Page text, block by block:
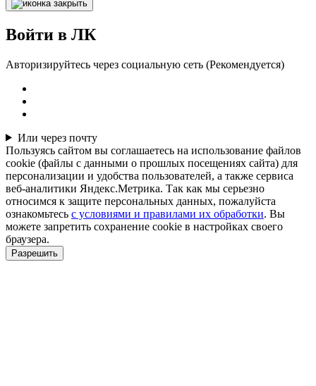
Войти в ЛК
Авторизируйтесь через социальную сеть (Рекомендуется)
Или через почту
Пользуясь сайтом вы соглашаетесь на использование файлов
cookie (файлы с данными о прошлых посещениях сайта) для
персонализации и удобства пользователей, а также сервиса
веб-аналитики Яндекс.Метрика. Так как мы серьезно
относимся к защите персональных данных, пожалуйста
ознакомьтесь с условиями и правилами их обработки. Вы
можете запретить сохранение cookie в настройках своего
браузера.
Разрешить